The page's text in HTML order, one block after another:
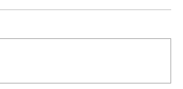
MF LEGNO